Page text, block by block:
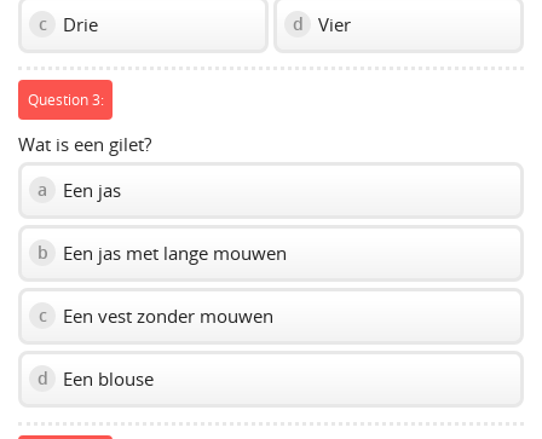
c Drie d Vier
Question 3:
Wat is een gilet?
a Een jas
b Een jas met lange mouwen
c Een vest zonder mouwen
d Een blouse